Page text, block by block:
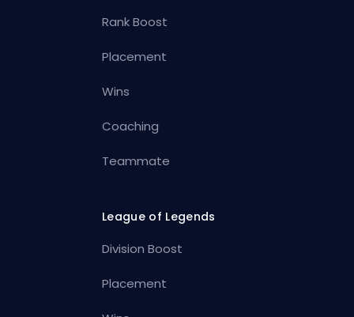
Rank Boost
Placement
Wins
Coaching
Teammate
League of Legends
Division Boost
Placement